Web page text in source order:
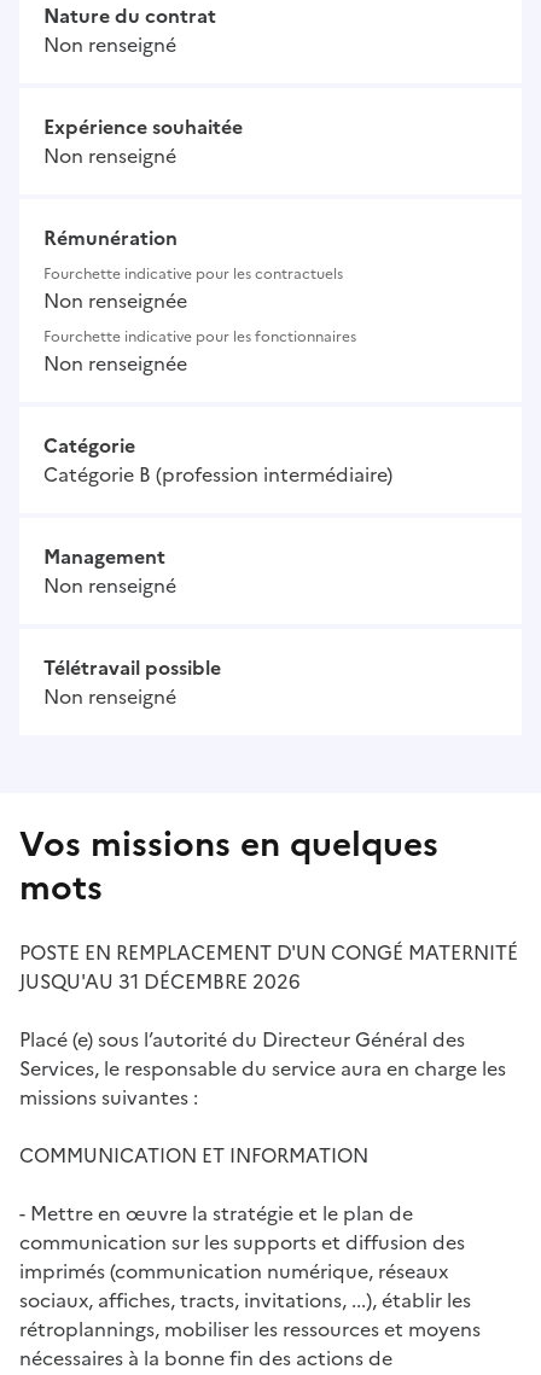
Nature du contrat
Non renseigné
Expérience souhaitée
Non renseigné
Rémunération
Fourchette indicative pour les contractuels
Non renseignée
Fourchette indicative pour les fonctionnaires
Non renseignée
Catégorie
Catégorie B (profession intermédiaire)
Management
Non renseigné
Télétravail possible
Non renseigné
Vos missions en quelques
mots
POSTE EN REMPLACEMENT D'UN CONGÉ MATERNITÉ
JUSQU'AU 31 DÉCEMBRE 2026
Placé (e) sous l’autorité du Directeur Général des
Services, le responsable du service aura en charge les
missions suivantes :
COMMUNICATION ET INFORMATION
- Mettre en œuvre la stratégie et le plan de
communication sur les supports et diffusion des
imprimés (communication numérique, réseaux
sociaux, affiches, tracts, invitations, ...), établir les
rétroplannings, mobiliser les ressources et moyens
nécessaires à la bonne fin des actions de